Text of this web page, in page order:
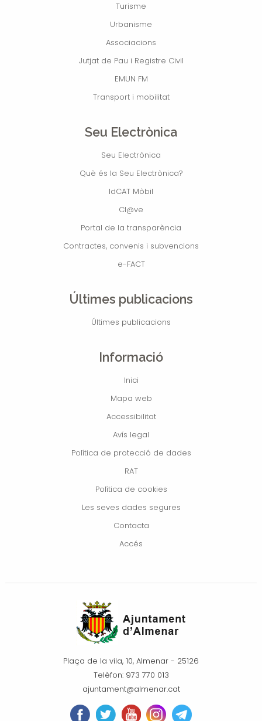
Turisme
Urbanisme
Associacions
Jutjat de Pau i Registre Civil
EMUN FM
Transport i mobilitat
Seu Electrònica
Seu Electrònica
Què és la Seu Electrònica?
IdCAT Mòbil
Cl@ve
Portal de la transparència
Contractes, convenis i subvencions
e-FACT
Últimes publicacions
Últimes publicacions
Informació
Inici
Mapa web
Accessibilitat
Avís legal
Política de protecció de dades
RAT
Política de cookies
Les seves dades segures
Contacta
Accés
Plaça de la vila, 10, Almenar - 25126
Telèfon: 973 770 013
ajuntament@almenar.cat